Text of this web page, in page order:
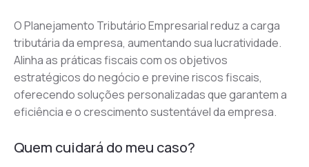
O Planejamento Tributário Empresarial reduz a carga
tributária da empresa, aumentando sua lucratividade.
Alinha as práticas fiscais com os objetivos
estratégicos do negócio e previne riscos fiscais,
oferecendo soluções personalizadas que garantem a
eficiência e o crescimento sustentável da empresa.
Quem cuidará do meu caso?